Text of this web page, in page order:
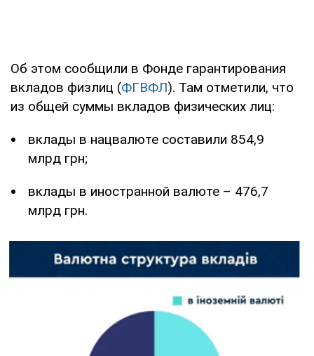
Об этом сообщили в Фонде гарантирования
вкладов физлиц (ФГВФЛ). Там отметили, что
из общей суммы вкладов физических лиц:
вклады в нацвалюте составили 854,9
млрд грн;
вклады в иностранной валюте – 476,7
млрд грн.